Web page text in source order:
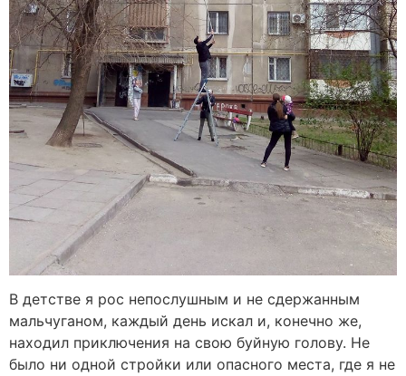
В детстве я рос непослушным и не сдержанным
мальчуганом, каждый день искал и, конечно же,
находил приключения на свою буйную голову. Не
было ни одной стройки или опасного места, где я не